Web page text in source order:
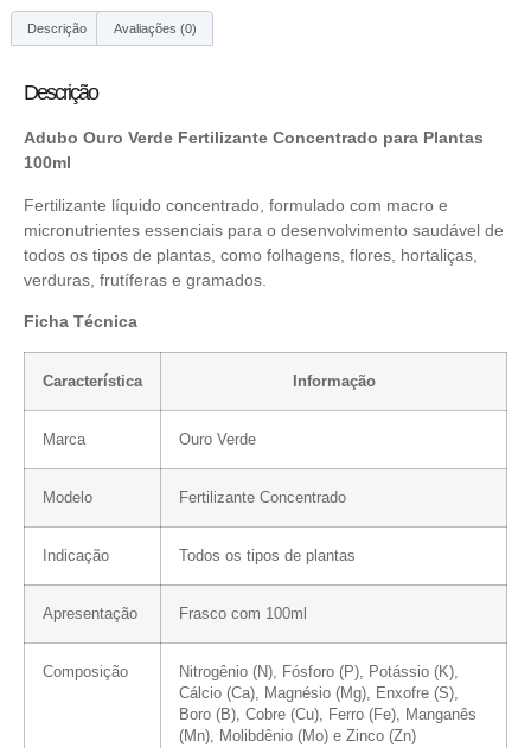
Descrição Avaliações (0)
Descrição
Adubo Ouro Verde Fertilizante Concentrado para Plantas
100ml
Fertilizante líquido concentrado, formulado com macro e
micronutrientes essenciais para o desenvolvimento saudável de
todos os tipos de plantas, como folhagens, flores, hortaliças,
verduras, frutíferas e gramados.
Ficha Técnica
Característica Informação
Marca Ouro Verde
Modelo Fertilizante Concentrado
Indicação Todos os tipos de plantas
Apresentação Frasco com 100ml
Composição
Nitrogênio (N), Fósforo (P), Potássio (K),
Cálcio (Ca), Magnésio (Mg), Enxofre (S),
Boro (B), Cobre (Cu), Ferro (Fe), Manganês
(Mn), Molibdênio (Mo) e Zinco (Zn)